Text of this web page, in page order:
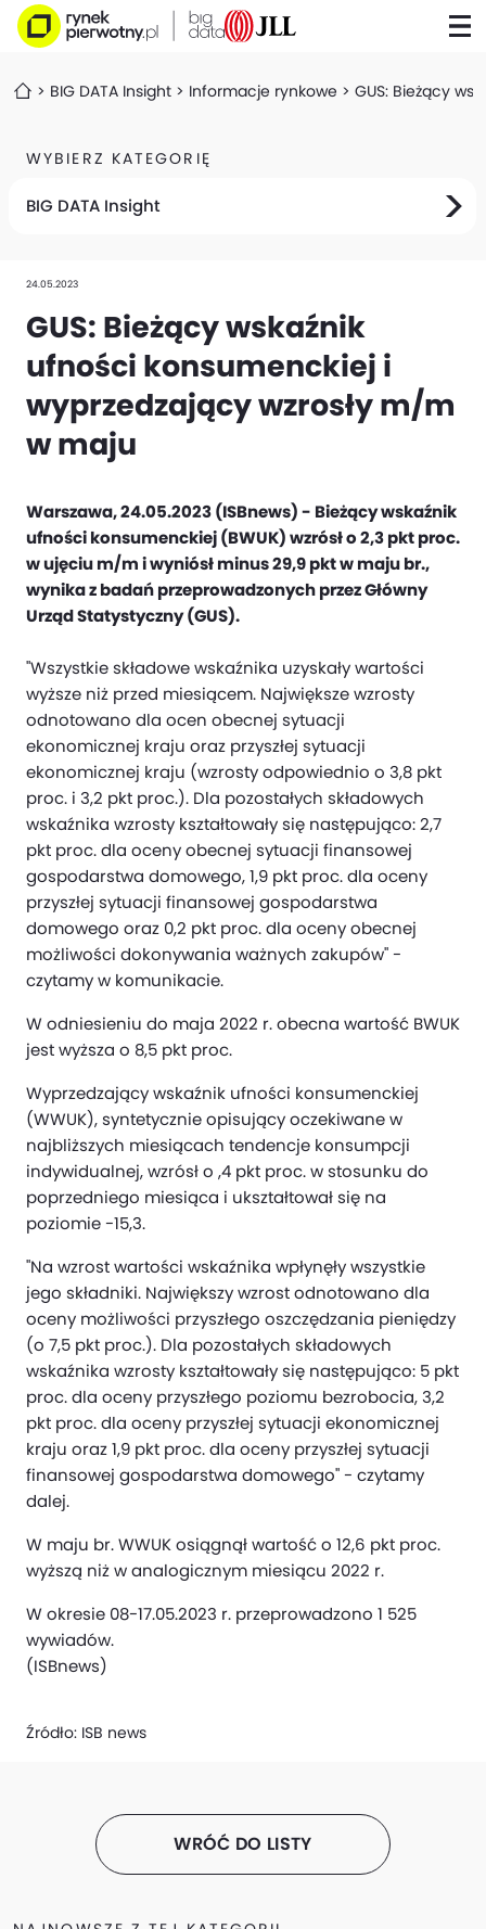
BIG DATA Insight Informacje rynkowe GUS: Bieżący
WYBIERZ KATEGORIĘ
BIG DATA Insight
24.05.2023
GUS: Bieżący wskaźnik
ufności konsumenckiej i
wyprzedzający wzrosły m/m
w maju
Warszawa, 24.05.2023 (ISBnews) - Bieżący wskaźnik
ufności konsumenckiej (BWUK) wzrósł o 2,3 pkt proc.
w ujęciu m/m i wyniósł minus 29,9 pkt w maju br.,
wynika z badań przeprowadzonych przez Główny
Urząd Statystyczny (GUS).
"Wszystkie składowe wskaźnika uzyskały wartości
wyższe niż przed miesiącem. Największe wzrosty
odnotowano dla ocen obecnej sytuacji
ekonomicznej kraju oraz przyszłej sytuacji
ekonomicznej kraju (wzrosty odpowiednio o 3,8 pkt
proc. i 3,2 pkt proc.). Dla pozostałych składowych
wskaźnika wzrosty kształtowały się następująco: 2,7
pkt proc. dla oceny obecnej sytuacji finansowej
gospodarstwa domowego, 1,9 pkt proc. dla oceny
przyszłej sytuacji finansowej gospodarstwa
domowego oraz 0,2 pkt proc. dla oceny obecnej
możliwości dokonywania ważnych zakupów" -
czytamy w komunikacie.
W odniesieniu do maja 2022 r. obecna wartość BWUK
jest wyższa o 8,5 pkt proc.
Wyprzedzający wskaźnik ufności konsumenckiej
(WWUK), syntetycznie opisujący oczekiwane w
najbliższych miesiącach tendencje konsumpcji
indywidualnej, wzrósł o ,4 pkt proc. w stosunku do
poprzedniego miesiąca i ukształtował się na
poziomie -15,3.
"Na wzrost wartości wskaźnika wpłynęły wszystkie
jego składniki. Największy wzrost odnotowano dla
oceny możliwości przyszłego oszczędzania pieniędzy
(o 7,5 pkt proc.). Dla pozostałych składowych
wskaźnika wzrosty kształtowały się następująco: 5 pkt
proc. dla oceny przyszłego poziomu bezrobocia, 3,2
pkt proc. dla oceny przyszłej sytuacji ekonomicznej
kraju oraz 1,9 pkt proc. dla oceny przyszłej sytuacji
finansowej gospodarstwa domowego" - czytamy
dalej.
W maju br. WWUK osiągnął wartość o 12,6 pkt proc.
wyższą niż w analogicznym miesiącu 2022 r.
W okresie 08-17.05.2023 r. przeprowadzono 1 525
wywiadów.
(ISBnews)
Źródło: ISB news
WRÓĆ DO LISTY